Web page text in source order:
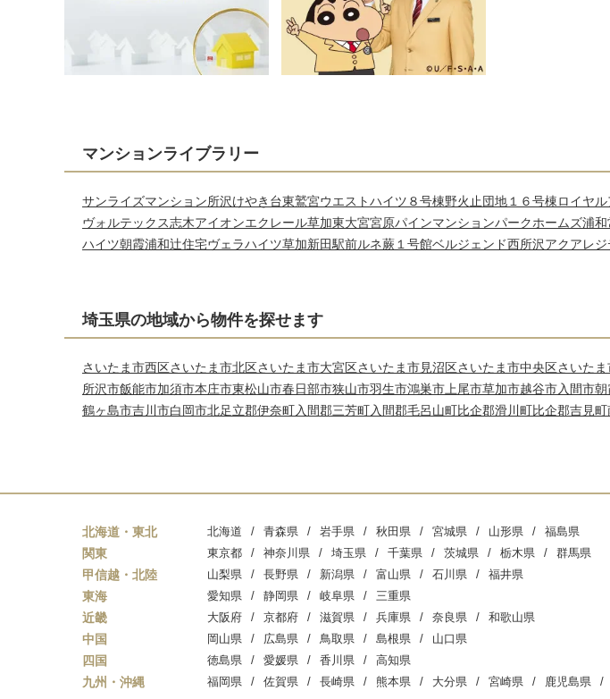
マンションライブラリー
サンライズマンション所沢けやき台東鷲宮ウエストハイツ８号棟野火止団地１６号棟ロイヤ
ヴォルテックス志木アイオンエクレール草加東大宮宮原パインマンションパークホームズ浦
ハイツ朝霞浦和辻住宅ヴェラハイツ草加新田駅前ルネ蕨１号館ベルジェンド西所沢アクアレジ
埼玉県の地域から物件を探せます
さいたま市西区さいたま市北区さいたま市大宮区さいたま市見沼区さいたま市中央区さいた
所沢市飯能市加須市本庄市東松山市春日部市狭山市羽生市鴻巣市 上尾市草加市越谷市入間市朝
鶴ヶ島市吉川市白岡市北足立郡伊奈町入間郡三芳町入間郡毛呂山町比企郡滑川町比企郡吉見町
北海道・東北 北海道 青森県 岩手県 秋田県 宮城県 山形県 福島県
関東 東京都 神奈川県 埼玉県 千葉県 茨城県 栃木県 群馬県
甲信越・北陸 山梨県 長野県 新潟県 富山県 石川県 福井県
東海 愛知県 静岡県 岐阜県 三重県
近畿 大阪府 京都府 滋賀県 兵庫県 奈良県 和歌山県
中国 岡山県 広島県 鳥取県 島根県 山口県
四国 徳島県 愛媛県 香川県 高知県
九州・沖縄 福岡県 佐賀県 長崎県 熊本県 大分県 宮崎県 鹿児島県